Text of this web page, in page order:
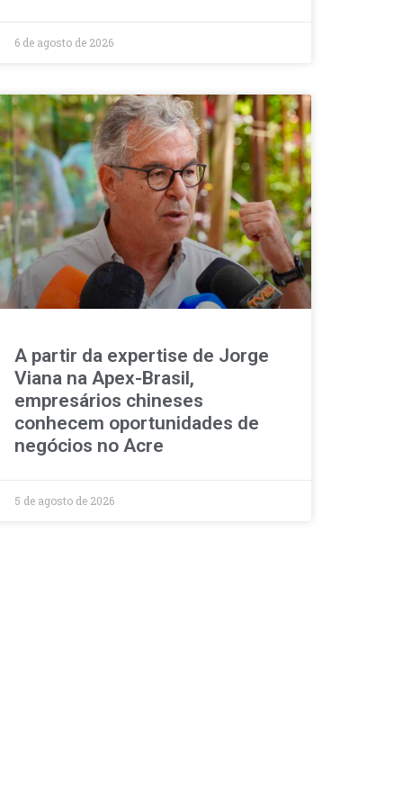
6 de agosto de 2026
A partir da expertise de Jorge
Viana na Apex-Brasil,
empresários chineses
conhecem oportunidades de
negócios no Acre
5 de agosto de 2026